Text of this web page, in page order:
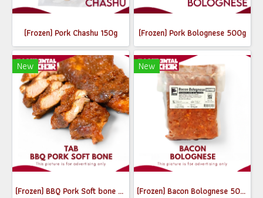
(Frozen) Pork Chashu 150g (Frozen) Pork Bolognese 500g
New
(Frozen) BBQ Pork Soft bone 370-400g
New
(Frozen) Bacon Bolognese 500g